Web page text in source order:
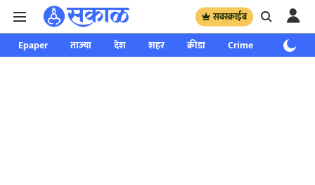
सबस्क्राईब
Epaper ताज्या देश शहर क्रीडा Crime साप्ताहिक